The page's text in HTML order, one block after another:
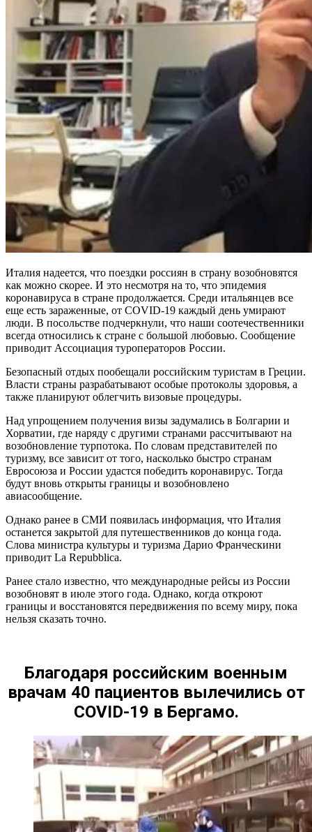
Италия надеется, что поездки россиян в страну возобновятся
как можно скорее. И это несмотря на то, что эпидемия
коронавируса в стране продолжается. Среди итальянцев все
еще есть зараженные, от COVID-19 каждый день умирают
люди. В посольстве подчеркнули, что наши соотечественники
всегда относились к стране с большой любовью. Сообщение
приводит Ассоциация туроператоров России.
Безопасный отдых пообещали российским туристам в Греции.
Власти страны разрабатывают особые протоколы здоровья, а
также планируют облегчить визовые процедуры.
Над упрощением получения визы задумались в Болгарии и
Хорватии, где наряду с другими странами рассчитывают на
возобновление турпотока. По словам представителей по
туризму, все зависит от того, насколько быстро странам
Евросоюза и России удастся победить коронавирус. Тогда
будут вновь открыты границы и возобновлено
авиасообщение.
Однако ранее в СМИ появилась информация, что Италия
останется закрытой для путешественников до конца года.
Слова министра культуры и туризма Дарио Франческини
приводит La Repubblica.
Ранее стало известно, что международные рейсы из России
возобновят в июле этого года. Однако, когда откроют
границы и восстановятся передвижения по всему миру, пока
нельзя сказать точно.
Благодаря российским военным
врачам 40 пациентов вылечились от
COVID-19 в Бергамо.